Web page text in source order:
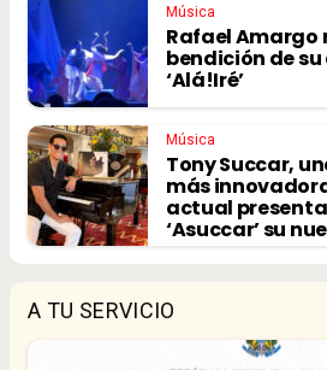
Música
Rafael Amargo
bendición de
‘Alá!Iré’
Música
Tony Succar,
más
actual
‘Asuccar’ su
A TU SERVICIO